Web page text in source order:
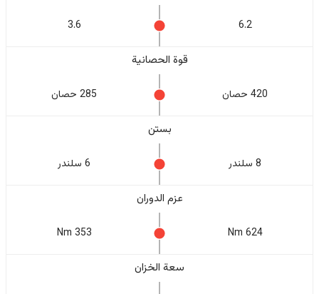
6.2
3.6
قوة الحصانية
420 حصان 285 حصان
بستن
8 سلندر 6 سلندر
عزم الدوران
624 Nm
353 Nm
سعة الخزان